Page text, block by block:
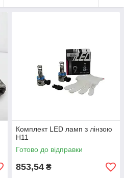
Комплект LED ламп з лінзою
H11
Готово до відправки
853,54 ₴